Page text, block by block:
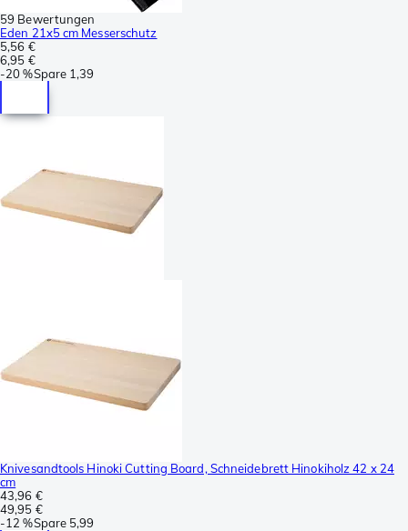
59 Bewertungen
Eden 21x5 cm Messerschutz
5,56 €
6,95 €
-20 %Spare 1,39
Knivesandtools Hinoki Cutting Board, Schneidebrett Hinokiholz 42 x 24
cm
43,96 €
49,95 €
-12 %Spare 5,99